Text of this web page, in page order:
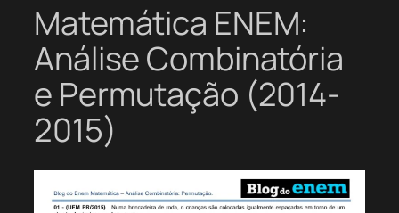
Matemática ENEM:
Análise Combinatória
e Permutação (2014-
2015)